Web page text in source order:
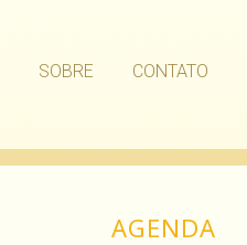
SOBRE CONTATO
AGENDA